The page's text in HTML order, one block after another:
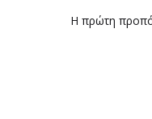
Η πρώτη